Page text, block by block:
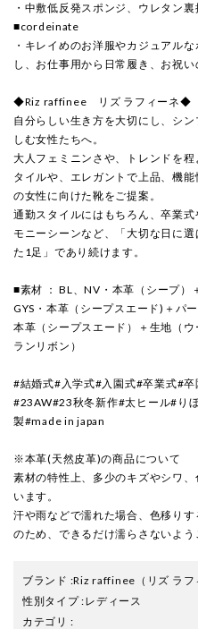
・中敷低反発スポンジ、ウレタン
■cordeinate
・キレイめのお洋服やカジュアル
し、お仕事用から日常履き、お祝
◆Riz raffinee リズ ラフィーネ◆
自分らしい生き方を大切にし、シ
しむ女性たちへ。
大人フェミニンさや、トレンドを
タイルや、エレガントで上品、機
の女性に向けた靴をご提案。
通勤スタイルにはもちろん、卒業
モニーシーンなど、「大切な日に
た1足」であり続けます。
■素材 ： BL、NV・本革（シープ）
GYS・本革（シープスエード)＋パ
本革（シープスエード）＋生地（
ランリボン）
#結婚式#入学式#入園式#卒業式#
#23AW#23秋冬新作#太ヒール#り
製#made in japan
※本革(天然皮革)の商品について
素材の特性上、多少のキズやシワ
います。
汗や雨などで濡れた場合、色移り
のため、できるだけ濡らさないよう
ブランド :Riz raffinee （リズ ラフ
性別タイプ:レディース
カテゴリ :